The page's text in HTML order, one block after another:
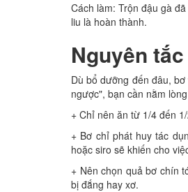
Cách làm: Trộn đậu gà
liu là hoàn thành.
Nguyên
Dù bổ dưỡng đến đâu,
ngược", bạn cần nằm
+ Chỉ nên ăn từ 1/4 đến
+ Bơ chỉ phát huy tác
hoặc siro sẽ khiến cho
+ Nên chọn quả bơ chín
bị đắng hay xơ.